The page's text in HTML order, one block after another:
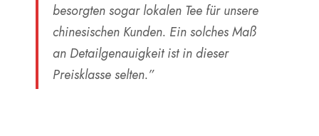
besorgten sogar lokalen Tee für unsere
chinesischen Kunden. Ein solches Maß
an Detailgenauigkeit ist in dieser
Preisklasse selten.”